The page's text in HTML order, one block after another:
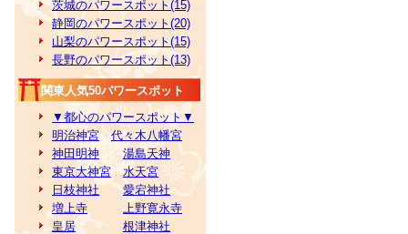
茨城のパワースポット(15)
静岡のパワースポット(20)
山梨のパワースポット(15)
長野のパワースポット(13)
関東人気50パワースポット
▼都心のパワースポット▼
明治神宮
代々木八幡宮
神田明神
湯島天神
東京大神宮
水天宮
日枝神社
愛宕神社
増上寺
上野寛永寺
皇居
根津神社